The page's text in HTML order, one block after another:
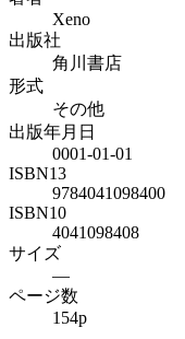
Xeno
出版社
角川書店
形式
その他
出版年月日
0001-01-01
ISBN13
9784041098400
ISBN10
4041098408
サイズ
—
ページ数
154p